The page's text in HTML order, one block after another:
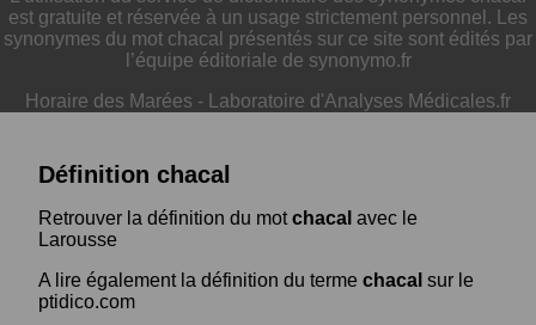
est gratuite et réservée à un usage strictement personnel. Les
synonymes du mot chacal présentés sur ce site sont édités par
l’équipe éditoriale de synonymo.fr
Horaire des Marées - Laboratoire d'Analyses Médicales.fr
Définition chacal
Retrouver la définition du motchacal avec le
Larousse
A lire également la définition du terme chacal sur le
ptidico.com